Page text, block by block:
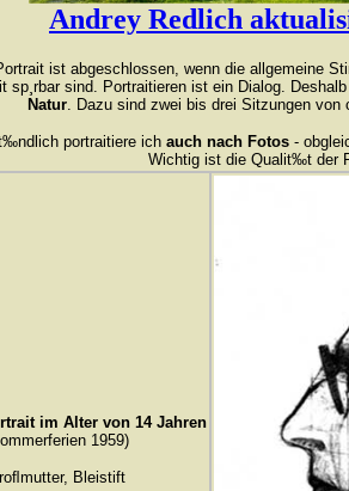
Andrey Redlich
ist abgeschlossen, wenn die allgemeine
sp¸rbar sind. Portraitieren ist ein Dialog.
Natur. Dazu sind zwei bis drei Sitzungen von
portraitiere ich auch nach Fotos-
Wichtig ist die Qualit‰t der
im Alter von 14 Jahren
1959)
Bleistift